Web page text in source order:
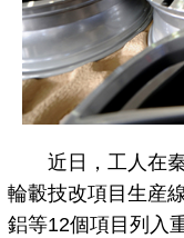
近日，工人在秦
輪轂技改項目生産
鋁等12個項目列入